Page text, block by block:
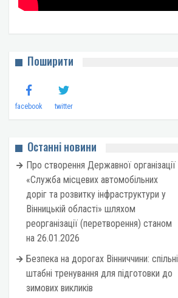
Поширити
facebook twitter
Останні новини
Про створення Державної організації
«Служба місцевих автомобільних
доріг та розвитку інфраструктури у
Вінницькій області» шляхом
реорганізації (перетворення) станом
на 26.01.2026
Безпека на дорогах Вінниччини: спільні
штабні тренування для підготовки до
зимових викликів